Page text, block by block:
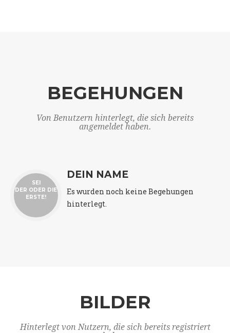
BEGEHUNGEN
Von Benutzern hinterlegt, die sich bereits
angemeldet haben.
SEI
DER ODER DIE
ERSTE!
DEIN NAME
Es wurden noch keine Begehungen
hinterlegt.
BILDER
Hinterlegt von Nutzern, die sich bereits registriert